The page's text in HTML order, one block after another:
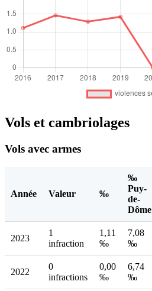
Vols et cambriolages
Vols avec armes
Année Valeur ‰
‰
Puy-
de-
Dôme
2023
1
infraction
1,11
‰
7,08
‰
2022
0
infractions
0,00
‰
6,74
‰